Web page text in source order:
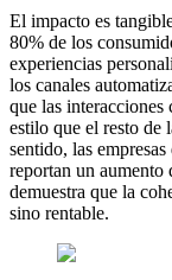
El impacto es
80% de los
experiencias
los canales
que las
estilo que el resto de
sentido, las
reportan un aumento
demuestra que la
sino rentable.